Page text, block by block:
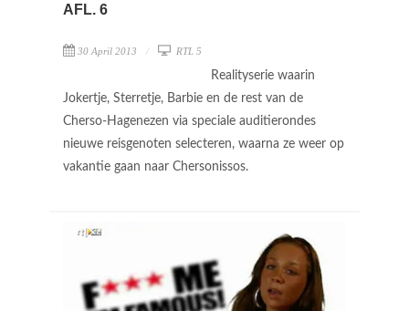
AFL. 6
30 April 2013 RTL 5
Realityserie waarin
Jokertje, Sterretje, Barbie en de rest van de
Cherso-Hagenezen via speciale auditierondes
nieuwe reisgenoten selecteren, waarna ze weer op
vakantie gaan naar Chersonissos.